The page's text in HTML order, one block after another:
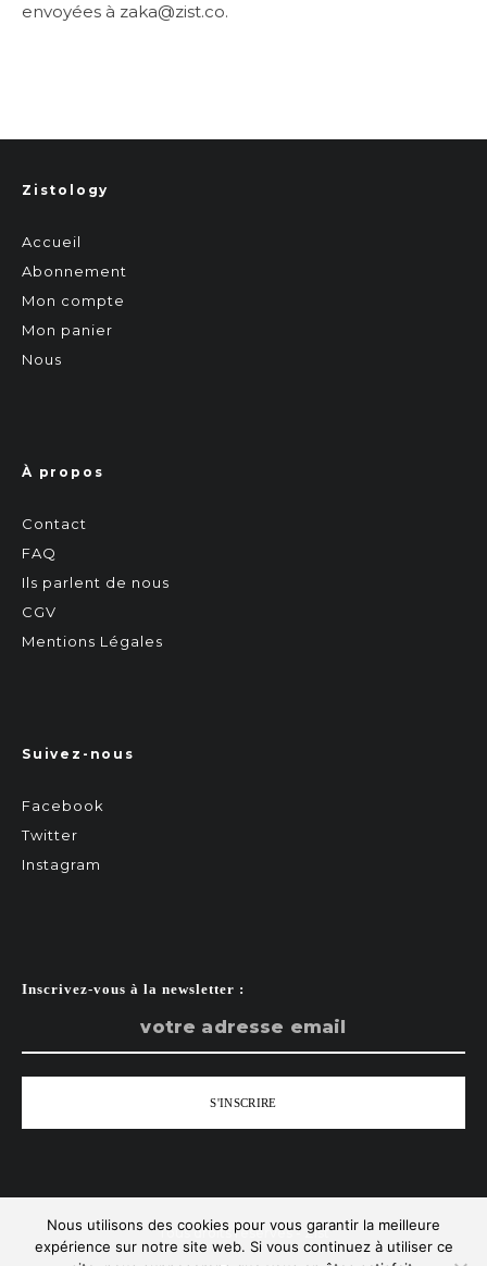
envoyées à zaka@zist.co.
Zistology
Accueil
Abonnement
Mon compte
Mon panier
Nous
À propos
Contact
FAQ
Ils parlent de nous
CGV
Mentions Légales
Suivez-nous
Facebook
Twitter
Instagram
Inscrivez-vous à la newsletter :
Tous droits réservés - Zist
Nous utilisons des cookies pour vous garantir la meilleure
expérience sur notre site web. Si vous continuez à utiliser ce